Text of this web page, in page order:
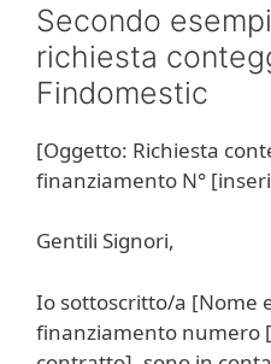
Secondo
richiesta
Findomestic
[Oggetto: Richiesta
finanziamento N°
Gentili Signori,
Io sottoscritto/a [Nome
finanziamento numero